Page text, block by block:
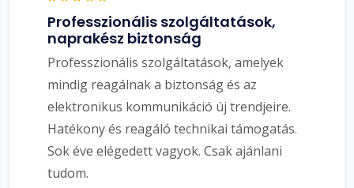
Professzionális szolgáltatások,
naprakész biztonság
Professzionális szolgáltatások, amelyek
mindig reagálnak a biztonság és az
elektronikus kommunikáció új trendjeire.
Hatékony és reagáló technikai támogatás.
Sok éve elégedett vagyok. Csak ajánlani
tudom.